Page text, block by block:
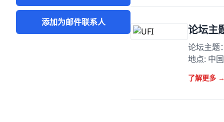
添加为邮件联系人
论坛主
论坛主题
地点: 中
了解更多